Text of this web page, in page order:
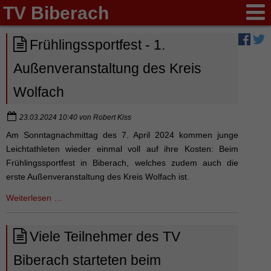
TV Biberach
Frühlingssportfest - 1.
Außenveranstaltung des Kreis
Wolfach
23.03.2024 10:40 von Robert Kiss
Am Sonntagnachmittag des 7. April 2024 kommen junge
Leichtathleten wieder einmal voll auf ihre Kosten: Beim
Frühlingssportfest in Biberach, welches zudem auch die
erste Außenveranstaltung des Kreis Wolfach ist.
Weiterlesen …
Außenveranstaltung
des
Kreis
Viele Teilnehmer des TV
Biberach starteten beim